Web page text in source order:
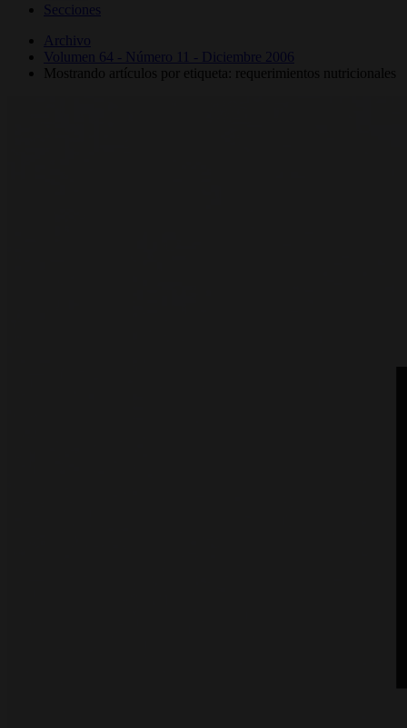
Secciones
Archivo
Volumen 64 - Número 11 - Diciembre 2006
Mostrando artículos por etiqueta: requerimientos nutricionales